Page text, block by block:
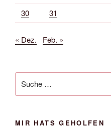
30
31
« Dez. Feb. »
nach:
MIR HATS GEHOLFEN